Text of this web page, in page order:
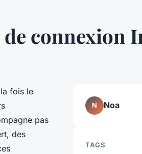
connexion
fois le
pas
des
N Noa
TAGS